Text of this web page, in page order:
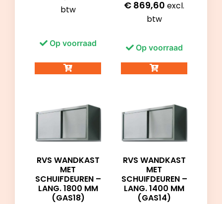
btw
Op voorraad
€ 869,60 excl.
btw
Op voorraad
RVS WANDKAST
MET
SCHUIFDEUREN –
LANG. 1800 MM
(GAS18)
RVS WANDKAST
MET
SCHUIFDEUREN –
LANG. 1400 MM
(GAS14)